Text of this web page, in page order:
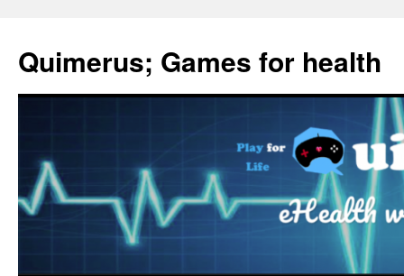
Quimerus; Games for health